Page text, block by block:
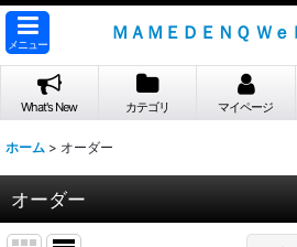
メニュー
ＭＡＭＥＤＥＮＱ Ｗｅ
What's New カテゴリ マイページ
ホーム > オーダー
オーダー